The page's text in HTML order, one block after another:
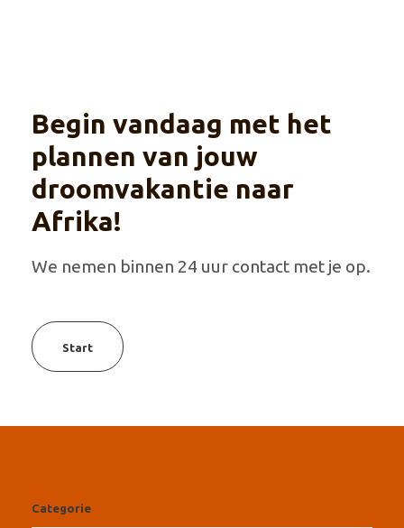
Begin vandaag met het
plannen van jouw
droomvakantie naar
Afrika!
We nemen binnen 24 uur contact met je op.
Start
Categorie